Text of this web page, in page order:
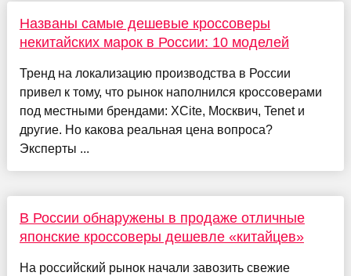
Названы самые дешевые кроссоверы
некитайских марок в России: 10 моделей
Тренд на локализацию производства в России
привел к тому, что рынок наполнился кроссоверами
под местными брендами: XCite, Москвич, Tenet и
другие. Но какова реальная цена вопроса?
Эксперты ...
В России обнаружены в продаже отличные
японские кроссоверы дешевле «китайцев»
На российский рынок начали завозить свежие